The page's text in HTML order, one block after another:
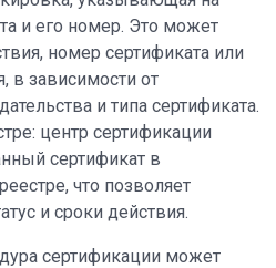
и его номер. Это может
номер сертификата или
в зависимости от
и типа сертификата.
центр сертификации
сертификат в
что позволяет
и сроки действия.
сертификации может